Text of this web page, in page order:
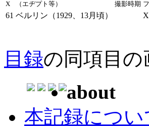
X （エヂプト等） 撮影時期
61 ベルリン（1929、13月頃）
目録の同項目の
about
本記録につい